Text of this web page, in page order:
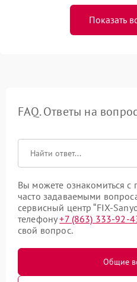
Показать
FAQ. Ответы на
Вы можете ознакомиться
часто задаваемыми
сервисный центр “FIX-
телефону+7 (863) 333-92-
свой вопрос.
Общие